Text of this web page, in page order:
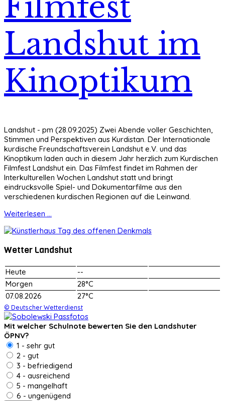
Landshut im
Kinoptikum
Landshut - pm (28.09.2025) Zwei Abende voller Geschichten,
Stimmen und Perspektiven aus Kurdistan. Der Internationale
kurdische Freundschaftsverein Landshut e.V. und das
Kinoptikum laden auch in diesem Jahr herzlich zum Kurdischen
Filmfest Landshut ein. Das Filmfest findet im Rahmen der
Interkulturellen Wochen Landshut statt und bringt
eindrucksvolle Spiel- und Dokumentarfilme aus den
verschiedenen kurdischen Regionen auf die Leinwand.
Weiterlesen ...
Wetter Landshut
Heute
--
Morgen
28°C
07.08.2026
27°C
© Deutscher Wetterdienst
Mit welcher Schulnote bewerten Sie den Landshuter
ÖPNV?
1 - sehr gut
2 - gut
3 - befriedigend
4 - ausreichend
5 - mangelhaft
6 - ungenügend